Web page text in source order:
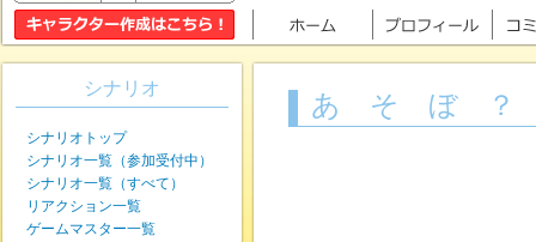
あ そ ぼ ？
シナリオ
シナリオトップ
シナリオ一覧（参加受付中）
シナリオ一覧（すべて）
リアクション一覧
ゲームマスター一覧